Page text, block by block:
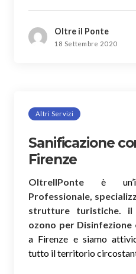
Oltre il Ponte
18 Settembre 2020
Altri Servizi
Sanificazione
Firenze
OltreIlPonte è
Professionale,
strutture turistiche.
ozono per Disinfezione
a Firenze e siamo
tutto il territorio